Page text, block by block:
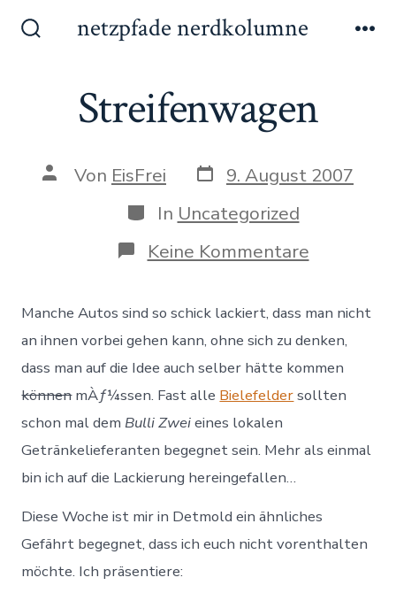
Inhalt
netzpfade nerdkolumne
Streifenwagen
AutorVon EisFrei Datum
des
Beitrags
9. August 2007
Kategorien
In Uncategorized
Keine Kommentarezu
Manche Autos sind so schick lackiert, dass man nicht
an ihnen vorbei gehen kann, ohne sich zu denken,
dass man auf die Idee auch selber hätte kommen
könnenmÀƒ¼ssen. Fast alle Bielefeldersollten
schon mal dem Bulli Zweieines lokalen
Getränkelieferanten begegnet sein. Mehr als einmal
bin ich auf die Lackierung hereingefallen…
Diese Woche ist mir in Detmold ein ähnliches
Gefährt begegnet, dass ich euch nicht vorenthalten
möchte. Ich präsentiere: